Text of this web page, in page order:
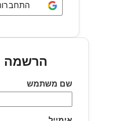
התחברות
הרשמה
שם משתמש